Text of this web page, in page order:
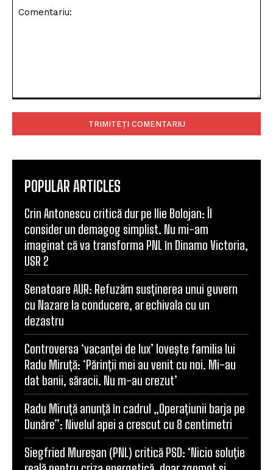
POPULAR ARTICLES
Crin Antonescu critică dur pe Ilie Bolojan: Îl
consider un demagog simplist. Nu mi-am
imaginat că va transforma PNL în Dinamo Victoria,
USR 2
Senatoare AUR: Refuzăm susținerea unui guvern
cu Nazare la conducere, ar echivala cu un
dezastru
Controversa ‘vacanței de lux’ lovește familia lui
Radu Miruță: ‘Părinții mei au venit cu noi. Mi-au
dat banii, săracii. Nu m-au crezut’
Radu Miruță anunță în cadrul „Operațiunii barja pe
Dunăre”: Nivelul apei a crescut cu 8 centimetri
Siegfried Mureșan (PNL) critică PSD: ‘Nicio soluție